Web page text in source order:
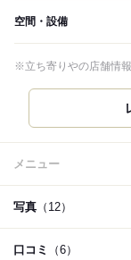
空間・設備
※立ち寄りやの店舗情
メニュー
写真 （12）
口コミ （6）